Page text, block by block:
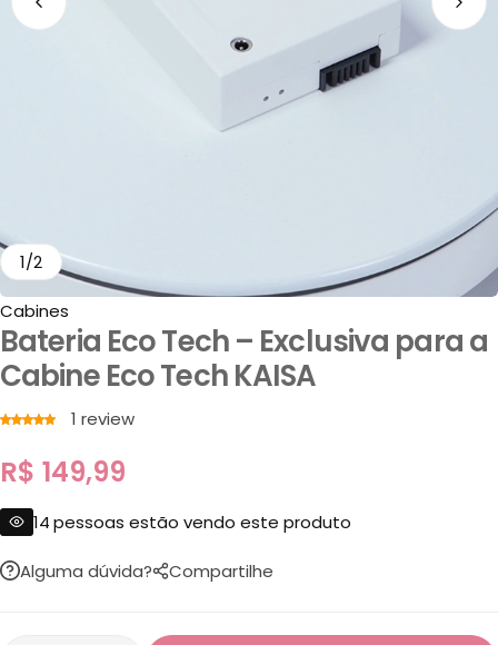
1/2
Cabines
Bateria Eco Tech – Exclusiva para a
Cabine Eco Tech KAISA
1 review
R$ 149,99
14pessoas estão vendo este produto
Alguma dúvida? Compartilhe